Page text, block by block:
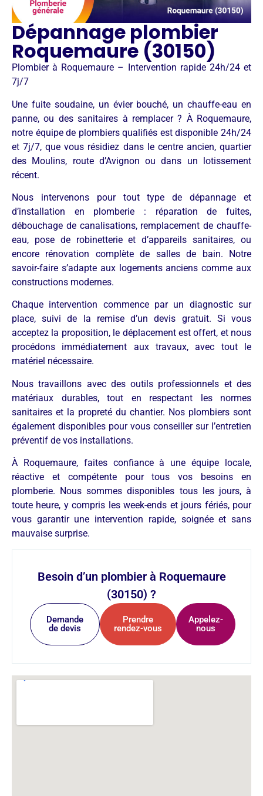
Dépannage plombier
Roquemaure (30150)
Plombier à Roquemaure – Intervention rapide 24h/24 et
7j/7
Une fuite soudaine, un évier bouché, un chauffe-eau en
panne, ou des sanitaires à remplacer ? À Roquemaure,
notre équipe de plombiers qualifiés est disponible 24h/24
et 7j/7, que vous résidiez dans le centre ancien, quartier
des Moulins, route d’Avignon ou dans un lotissement
récent.
Nous intervenons pour tout type de dépannage et
d’installation en plomberie : réparation de fuites,
débouchage de canalisations, remplacement de chauffe-
eau, pose de robinetterie et d’appareils sanitaires, ou
encore rénovation complète de salles de bain. Notre
savoir-faire s’adapte aux logements anciens comme aux
constructions modernes.
Chaque intervention commence par un diagnostic sur
place, suivi de la remise d’un devis gratuit. Si vous
acceptez la proposition, le déplacement est offert, et nous
procédons immédiatement aux travaux, avec tout le
matériel nécessaire.
Nous travaillons avec des outils professionnels et des
matériaux durables, tout en respectant les normes
sanitaires et la propreté du chantier. Nos plombiers sont
également disponibles pour vous conseiller sur l’entretien
préventif de vos installations.
À Roquemaure, faites confiance à une équipe locale,
réactive et compétente pour tous vos besoins en
plomberie. Nous sommes disponibles tous les jours, à
toute heure, y compris les week-ends et jours fériés, pour
vous garantir une intervention rapide, soignée et sans
mauvaise surprise.
Besoin d’un plombier à Roquemaure
(30150) ?
Demande
de devis
Prendre
rendez-vous
Appelez-
nous